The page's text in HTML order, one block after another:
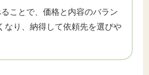
ことで、価格と内容のバラン
なり、納得して依頼先を選びや